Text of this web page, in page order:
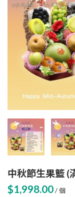
中秋節生果籃 (
$1,998.00/ 個